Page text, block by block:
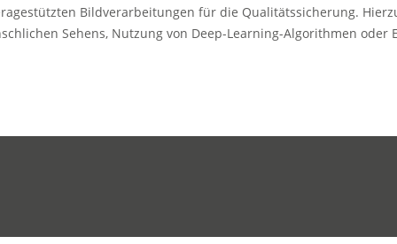
Bildverarbeitungen für die Qualitätssicherung.
Sehens, Nutzung von Deep-Learning-Algorithmen oder